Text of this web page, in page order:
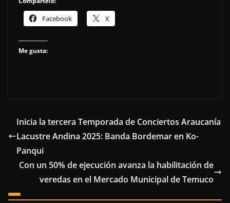
Facebook X
Me gusta:
Inicia la tercera Temporada de Conciertos Araucanía
Lacustre Andina 2025: Banda Bordemar en Ko-
Panqui
Con un 50% de ejecución avanza la habilitación de
veredas en el Mercado Municipal de Temuco